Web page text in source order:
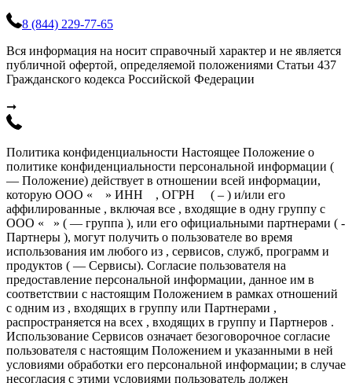
8 (844) 229-77-65
Вся информация на носит справочный характер и не является
публичной офертой, определяемой положениями Статьи 437
Гражданского кодекса Российской Федерации
➞
Политика конфиденциальности Настоящее Положение о
политике конфиденциальности персональной информации (
— Положение) действует в отношении всей информации,
которую ООО « » ИНН , ОГРН ( – ) и/или его
аффилированные , включая все , входящие в одну группу с
ООО « » ( — группа ), или его официальными партнерами ( -
Партнеры ), могут получить о пользователе во время
использования им любого из , сервисов, служб, программ и
продуктов ( — Сервисы). Согласие пользователя на
предоставление персональной информации, данное им в
соответствии с настоящим Положением в рамках отношений
с одним из , входящих в группу или Партнерами ,
распространяется на всех , входящих в группу и Партнеров .
Использование Сервисов означает безоговорочное согласие
пользователя с настоящим Положением и указанными в ней
условиями обработки его персональной информации; в случае
несогласия с этими условиями пользователь должен